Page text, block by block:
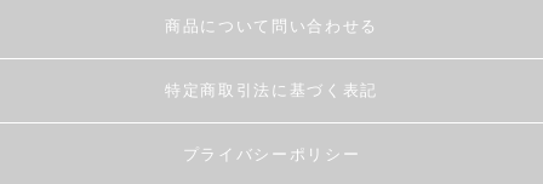
商品について問い合わせる
特定商取引法に基づく表記
プライバシーポリシー